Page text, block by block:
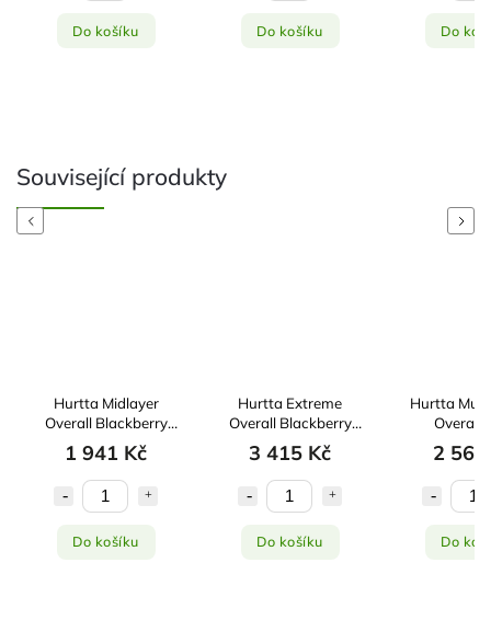
Do košíku Do košíku Do
Související produkty
Previous
Hurtta Midlayer
Overall Blackberry
30M
1 941 Kč
Do košíku
Hurtta Extreme
Overall Blackberry
55M
3 415 Kč
Do košíku
Hurtta
Overall
2 562
Do
Next